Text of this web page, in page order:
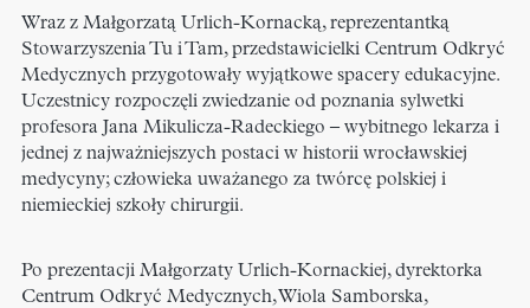
Wraz z Małgorzatą Urlich-Kornacką, reprezentantką
Stowarzyszenia Tu i Tam, przedstawicielki Centrum Odkryć
Medycznych przygotowały wyjątkowe spacery edukacyjne.
Uczestnicy rozpoczęli zwiedzanie od poznania sylwetki
profesora Jana Mikulicza-Radeckiego – wybitnego lekarza i
jednej z najważniejszych postaci w historii wrocławskiej
medycyny; człowieka uważanego za twórcę polskiej i
niemieckiej szkoły chirurgii.
Po prezentacji Małgorzaty Urlich-Kornackiej, dyrektorka
Centrum Odkryć Medycznych, Wiola Samborska,